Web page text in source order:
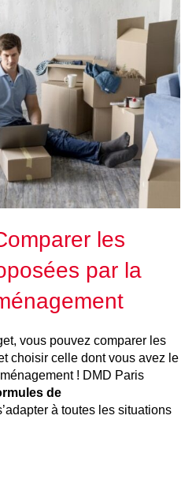
les
par la
vous pouvez comparer les
choisir celle dont vous avez le
! DMD Paris
de
à toutes les situations